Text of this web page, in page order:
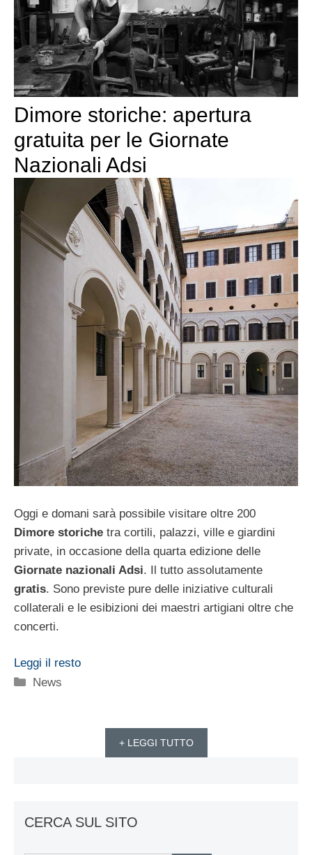
Dimore storiche: apertura
gratuita per le Giornate
Nazionali Adsi
Oggi e domani sarà possibile visitare oltre 200
Dimore storiche tra cortili, palazzi, ville e giardini
private, in occasione della quarta edizione delle
Giornate nazionali Adsi. Il tutto assolutamente
gratis. Sono previste pure delle iniziative culturali
collaterali e le esibizioni dei maestri artigiani oltre che
concerti.
Leggi il resto
Categorie
News
+ LEGGI TUTTO
CERCA SUL SITO